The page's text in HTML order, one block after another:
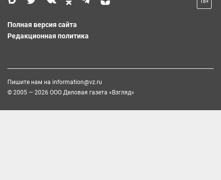
Полная версия сайта
Редакционная политика
Пишите нам на information@vz.ru
© 2005 — 2026 ООО Деловая газета «Взгляд»